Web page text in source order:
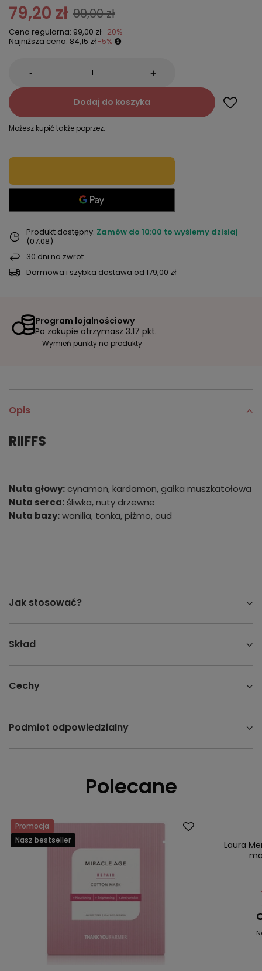
79,20 zł 99,00 zł
Cena regularna: 99,00 zł -20%
Najniższa cena: 84,15 zł -5%
- +
Dodaj do koszyka
Możesz kupić także poprzez:
Produkt dostępny Zamów do 10:00 to wyślemy dzisiaj
(07.08)
30 dni na zwrot
Darmowa i szybka dostawa od 179,00 zł
Program lojalnościowy
Po zakupie otrzymasz 3.17 pkt.
Wymień punkty na produkty
Opis
RIIFFS
Nuta głowy:cynamon, kardamon, gałka muszkatołowa
Nuta serca: śliwka, nuty drzewne
Nuta bazy:wanilia, tonka, piżmo, oud
Jak stosować?
Skład
Cechy
Podmiot odpowiedzialny
Polecane
Promocja
Nasz bestseller
NaszLaura